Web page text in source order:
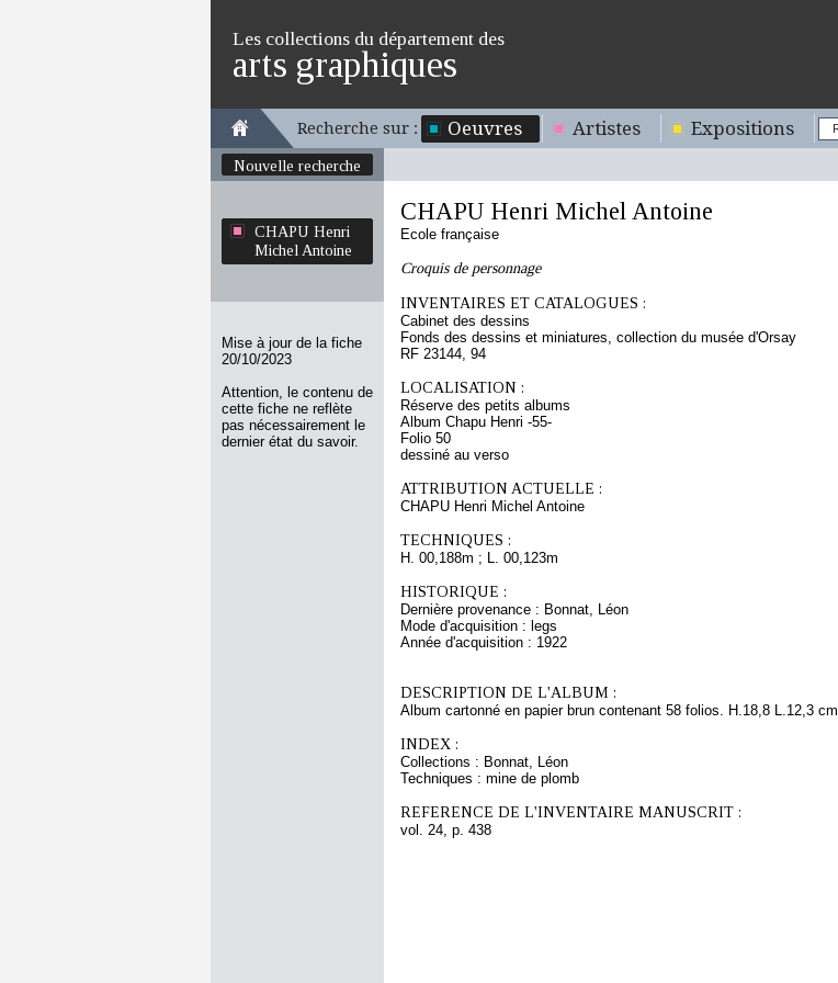
Les collections du département des
arts graphiques
Recherche sur : Oeuvres Artistes Expositions
Nouvelle recherche
CHAPU Henri
Michel Antoine
Mise à jour de la fiche
20/10/2023
Attention, le contenu de
cette fiche ne reflète
pas nécessairement le
dernier état du savoir.
CHAPU Henri Michel Antoine
Ecole française
Croquis de personnage
INVENTAIRES ET CATALOGUES :
Cabinet des dessins
Fonds des dessins et miniatures, collection du musée d'Orsay
RF 23144, 94
LOCALISATION :
Réserve des petits albums
Album Chapu Henri -55-
Folio 50
dessiné au verso
ATTRIBUTION ACTUELLE :
CHAPU Henri Michel Antoine
TECHNIQUES :
H. 00,188m ; L. 00,123m
HISTORIQUE :
Dernière provenance : Bonnat, Léon
Mode d'acquisition : legs
Année d'acquisition : 1922
DESCRIPTION DE L'ALBUM :
Album cartonné en papier brun contenant 58 folios. H.18,8 L.12,3 cm
INDEX :
Collections : Bonnat, Léon
Techniques : mine de plomb
REFERENCE DE L'INVENTAIRE MANUSCRIT :
vol. 24, p. 438